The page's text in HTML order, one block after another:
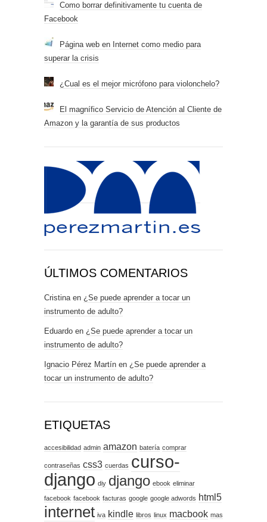
Como borrar definitivamente tu cuenta de
Facebook
Página web en Internet como medio para
superar la crisis
¿Cual es el mejor micrófono para violonchelo?
El magnífico Servicio de Atención al Cliente de
Amazon y la garantía de sus productos
ÚLTIMOS COMENTARIOS
Cristinaen ¿Se puede aprender a tocar un
instrumento de adulto?
Eduardo en ¿Se puede aprender a tocar un
instrumento de adulto?
Ignacio Pérez Martín en ¿Se puede aprender a
tocar un instrumento de adulto?
ETIQUETAS
accesibilidad admin amazon batería comprar
contraseñas css3 cuerdas curso-
django diy django ebook eliminar
facebook facebook facturas google google adwords html5
internet iva kindle libros linux macbook mas